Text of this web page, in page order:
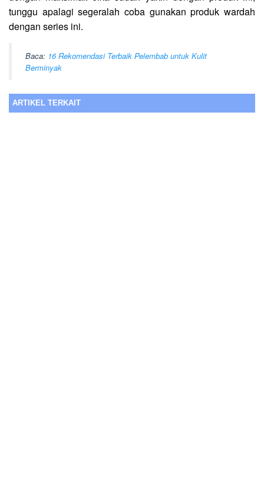
tunggu apalagi segeralah coba gunakan produk wardah
dengan series ini.
Baca: 16 Rekomendasi Terbaik Pelembab untuk Kulit
Berminyak
ARTIKEL TERKAIT